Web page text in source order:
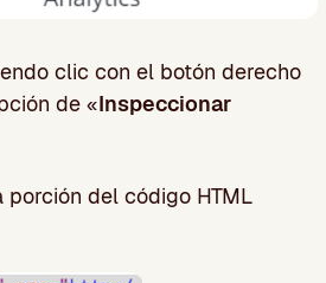
clic con el botón derecho
de «Inspeccionar
del código HTML